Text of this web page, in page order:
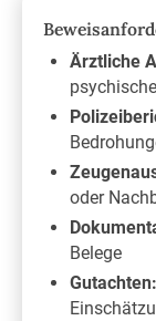
Ärztliche
oder
Belege
Gutachten: